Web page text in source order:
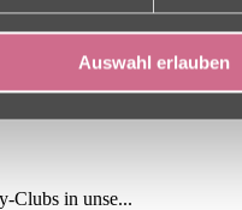
Auswahl erlauben
Clubs in unse...